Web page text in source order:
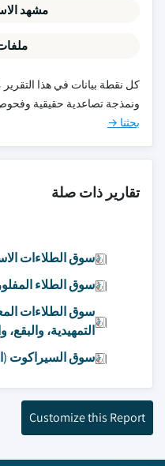
مشهد
كل نقطة بيانات في هذا التقرير
ونمذجة تصاعدية حقيقية
بحثنا →
تقارير ذات صلة
سوق الطلاءات
سوق الطلاء
سوق الطلاءات
التمهيدية،
سوق السيراكوت
Customize this Report